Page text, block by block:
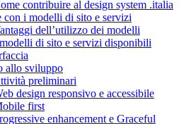
contribuire al design system .italia
con i modelli di sito e servizi
dell’utilizzo dei modelli
di sito e servizi disponibili
allo sviluppo
preliminari
design responsivo e accessibile
first
enhancement e Graceful